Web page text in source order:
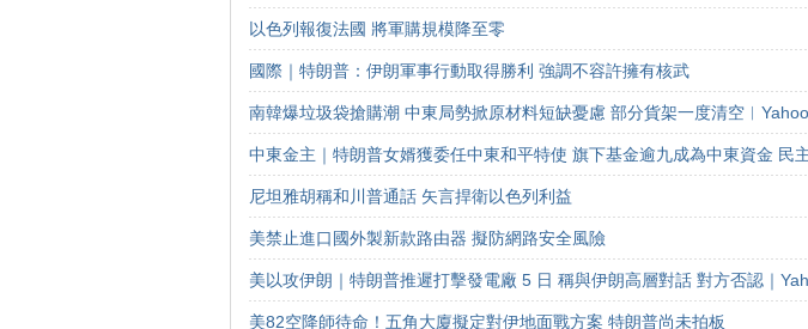
以色列報復法國 將軍購規模降至零
國際｜特朗普：伊朗軍事行動取得勝利 強調不容許擁有核武
南韓爆垃圾袋搶購潮 中東局勢掀原材料短缺憂慮 部分貨架一度清空︱Yahoo
中東金主｜特朗普女婿獲委任中東和平特使 旗下基金逾九成為中東資金 民
尼坦雅胡稱和川普通話 矢言捍衛以色列利益
美禁止進口國外製新款路由器 擬防網路安全風險
美以攻伊朗｜特朗普推遲打擊發電廠 5 日 稱與伊朗高層對話 對方否認｜
美82空降師待命！五角大廈擬定對伊地面戰方案 特朗普尚未拍板